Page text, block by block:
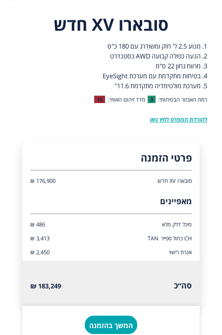
סובארו XV חדש
1. מנוע 2.5 ל' חזק ומשודרג עם 180 כ"ס
2. הנעה כפולה קבועה AWD כסטנדרט
3. מרווח גחון 22 ס"מ
4. בטיחות מתקדמת עם מערכת EyeSight
5. מערכת מולטימדיה מתקדמת 11.6"
רמת האבזור הבטיחותי: 3 מדד זיהום האוויר: 15
להורדת המפרט לחץ כאן
פרטי הזמנה
סובארו XV חדש 176,900 ₪
מאפיינים
מיכל דלק מלא
₪ 486
CH כחול ספייר TAN
₪ 3,413
אגרת רישוי
₪ 2,450
סה״כ 183,249 ₪
המשך בהזמנה